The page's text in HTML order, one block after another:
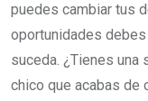
puedes cambiar tus
oportunidades
suceda. ¿Tienes una
chico que acabas de